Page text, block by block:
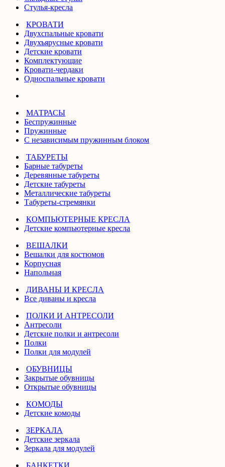
Стулья-кресла
КРОВАТИ
Двухспальные кровати
Двухъярусные кровати
Детские кровати
Комплектующие
Кровати-чердаки
Односпальные кровати
МАТРАСЫ
Беспружинные
Пружинные
С независимым пружинным блоком
ТАБУРЕТЫ
Барные табуреты
Деревянные табуреты
Детские табуреты
Металлические табуреты
Табуреты-стремянки
КОМПЬЮТЕРНЫЕ КРЕСЛА
Детские компьютерные кресла
ВЕШАЛКИ
Вешалки для костюмов
Корпусная
Напольная
ДИВАНЫ И КРЕСЛА
Все диваны и кресла
ПОЛКИ И АНТРЕСОЛИ
Антресоли
Детские полки и антресоли
Полки
Полки для модулей
ОБУВНИЦЫ
Закрытые обувницы
Открытые обувницы
КОМОДЫ
Детские комоды
ЗЕРКАЛА
Детские зеркала
Зеркала для модулей
БАНКЕТКИ